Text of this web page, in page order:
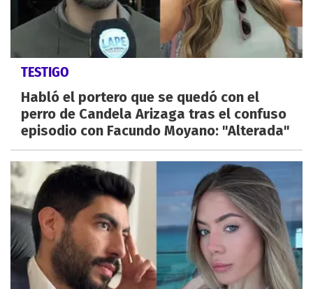
TESTIGO
Habló el portero que se quedó con el
perro de Candela Arizaga tras el confuso
episodio con Facundo Moyano: "Alterada"